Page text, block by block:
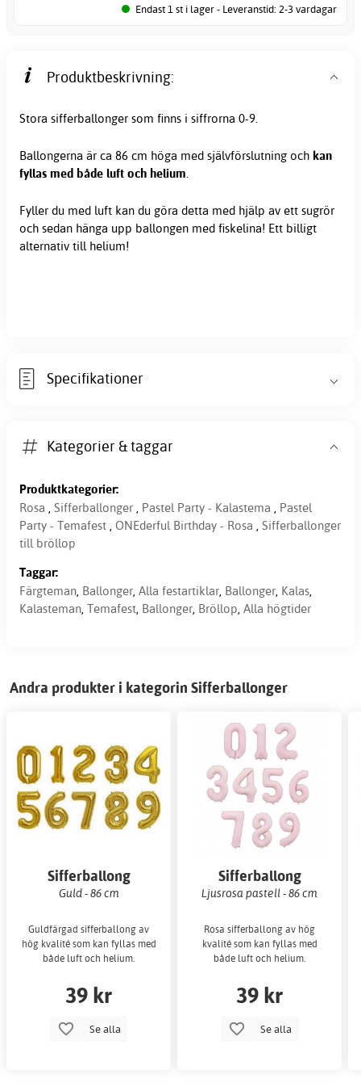
Endast 1 st i lager - Leveranstid: 2-3 vardagar
Produktbeskrivning:
Stora sifferballonger som finns i siffrorna 0-9.
Ballongerna är ca 86 cm höga med självförslutning och kan
fyllas med både luft och helium.
Fyller du med luft kan du göra detta med hjälp av ett sugrör
och sedan hänga upp ballongen med fiskelina! Ett billigt
alternativ till helium!
Specifikationer
Kategorier & taggar
Produktkategorier:
Rosa , Sifferballonger , Pastel Party - Kalastema , Pastel
Party - Temafest , ONEderful Birthday - Rosa , Sifferballonger
till bröllop
Taggar:
Färgteman, Ballonger, Alla festartiklar, Ballonger, Kalas,
Kalasteman, Temafest, Ballonger, Bröllop, Alla högtider
Andra produkter i kategorin Sifferballonger
Sifferballong
Guld - 86 cm
Guldfärgad sifferballong av
hög kvalité som kan fyllas med
både luft och helium.
39 kr
Se alla
Sifferballong
Ljusrosa pastell - 86 cm
Rosa sifferballong av hög
kvalité som kan fyllas med
både luft och helium.
39 kr
Se alla